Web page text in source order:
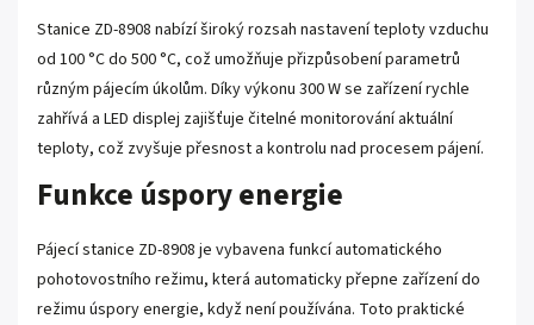
Stanice ZD-8908 nabízí široký rozsah nastavení teploty vzduchu
od 100 °C do 500 °C, což umožňuje přizpůsobení parametrů
různým pájecím úkolům. Díky výkonu 300 W se zařízení rychle
zahřívá a LED displej zajišťuje čitelné monitorování aktuální
teploty, což zvyšuje přesnost a kontrolu nad procesem pájení.
Funkce úspory energie
Pájecí stanice ZD-8908 je vybavena funkcí automatického
pohotovostního režimu, která automaticky přepne zařízení do
režimu úspory energie, když není používána. Toto praktické